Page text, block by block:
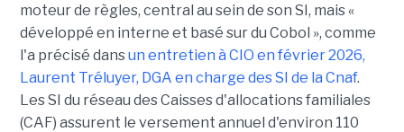
moteur de règles, central au sein de son SI, mais «
développé en interne et basé sur du Cobol », comme
l'a précisé dansun entretien à CIO en février 2026,
Laurent Tréluyer, DGA en charge des SI de la Cnaf.
Les SI du réseau des Caisses d'allocations familiales
(CAF) assurent le versement annuel d'environ 110